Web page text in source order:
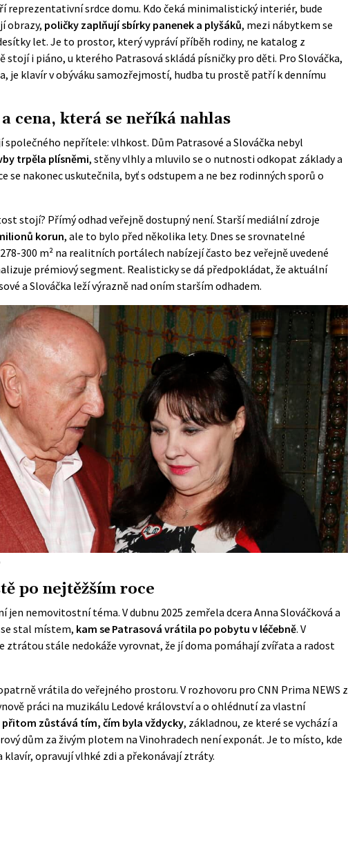
reprezentativní srdce domu. Kdo čeká minimalistický interiér, bude
obrazy, poličky zaplňují sbírky panenek a plyšáků, mezi nábytkem se
let. Je to prostor, který vypráví příběh rodiny, ne katalog z
stojí i piáno, u kterého Patrasová skládá písničky pro děti. Pro Slováčka,
je klavír v obýváku samozřejmostí, hudba tu prostě patří k dennímu
cena, která se neříká nahlas
společného nepřítele: vlhkost. Dům Patrasové a Slováčka nebyl
trpěla plísněmi, stěny vlhly a mluvilo se o nutnosti odkopat základy a
se nakonec uskutečnila, byť s odstupem a ne bez rodinných sporů o
stojí? Přímý odhad veřejně dostupný není. Starší mediální zdroje
korun, ale to bylo před několika lety. Dnes se srovnatelné
300 m² na realitních portálech nabízejí často bez veřejně uvedené
prémiový segment. Realisticky se dá předpokládat, že aktuální
a Slováčka leží výrazně nad oním starším odhadem.
po nejtěžším roce
jen nemovitostní téma. V dubnu 2025 zemřela dcera Anna Slováčková a
stal místem, kam se Patrasová vrátila po pobytu v léčebně. V
ztrátou stále nedokáže vyrovnat, že jí doma pomáhají zvířata a radost
vrátila do veřejného prostoru. Vrozhovoru pro CNN Prima NEWS z
práci na muzikálu Ledové království a o ohlédnutí za vlastní
zůstává tím, čím byla vždycky, základnou, ze které se vychází a
dům za živým plotem na Vinohradech není exponát. Je to místo, kde
opravují vlhké zdi a překonávají ztráty.